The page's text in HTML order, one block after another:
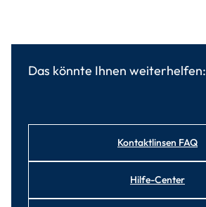
Das könnte Ihnen weiterhelfen:
Kontaktlinsen FAQ
Hilfe-Center